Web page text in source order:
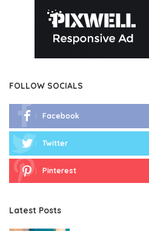
FOLLOW SOCIALS
Facebook
Twitter
Pinterest
Latest Posts